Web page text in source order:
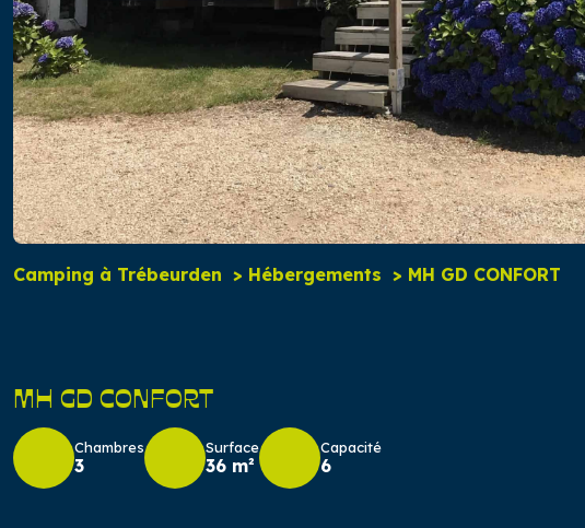
Camping à Trébeurden Hébergements MH GD CONFORT
MH GD CONFORT
Chambres
3
Surface
36 m²
Capacité
6